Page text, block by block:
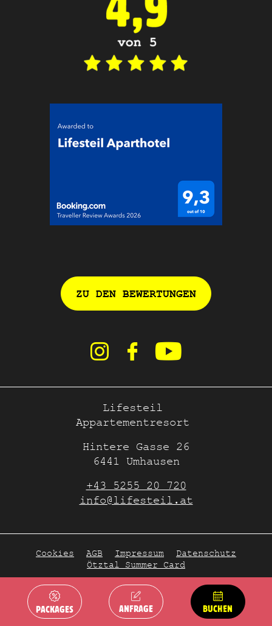
PACKAGES ANFRAGE BUCHEN
ZU DEN BEWERTUNGEN
Lifesteil
Appartementresort
Hintere Gasse 26
6441 Umhausen
+43 5255 20 720
info@lifesteil.at
Cookies AGB Impressum Datenschutz
Ötztal Summer Card